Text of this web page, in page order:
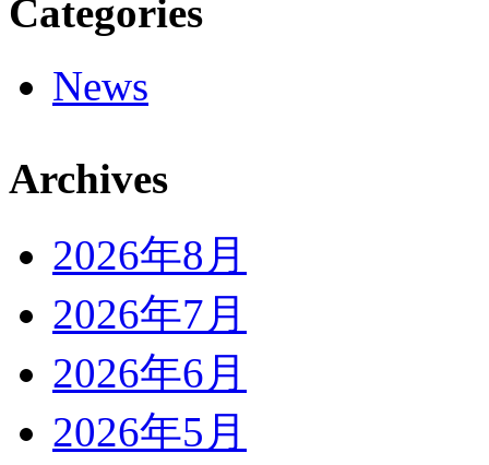
Categories
News
Archives
2026年8月
2026年7月
2026年6月
2026年5月